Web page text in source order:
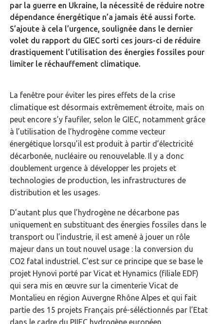
par la guerre en Ukraine, la nécessité de réduire notre
dépendance énergétique n’a jamais été aussi forte.
S’ajoute à cela l’urgence, soulignée dans le dernier
volet du rapport du GIEC sorti ces jours-ci de réduire
drastiquement l’utilisation des énergies fossiles pour
limiter le réchauffement climatique.
La fenêtre pour éviter les pires effets de la crise
climatique est désormais extrêmement étroite, mais on
peut encore s’y faufiler, selon le GIEC, notamment grâce
à l’utilisation de l’hydrogène comme vecteur
énergétique lorsqu’il est produit à partir d’électricité
décarbonée, nucléaire ou renouvelable. Il y a donc
doublement urgence à développer les projets et
technologies de production, les infrastructures de
distribution et les usages.
D’autant plus que l’hydrogène ne décarbone pas
uniquement en substituant des énergies fossiles dans le
transport ou l’industrie, il est amené à jouer un rôle
majeur dans un tout nouvel usage : la conversion du
CO2 fatal industriel. C’est sur ce principe que se base le
projet Hynovi porté par Vicat et Hynamics (filiale EDF)
qui sera mis en œuvre sur la cimenterie Vicat de
Montalieu en région Auvergne Rhône Alpes et qui fait
partie des 15 projets Français pré-séléctionnés par l’Etat
dans le cadre du PIIEC hydrogène européen.